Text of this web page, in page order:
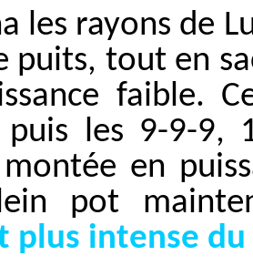
les rayons de
puits, tout en
faible.
puis les 9-9-9,
en
pot
plus intense du